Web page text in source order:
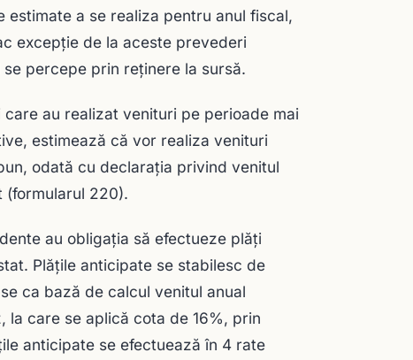
a se realiza pentru anul fiscal,
excepţie de la aceste prevederi
percepe prin reţinere la sursă.
au realizat venituri pe perioade mai
estimează că vor realiza venituri
odată cu declarația privind venitul
(formularul 220).
au obligația să efectueze plăți
Plățile anticipate se stabilesc de
ca bază de calcul venitul anual
la care se aplică cota de 16%, prin
anticipate se efectuează în 4 rate